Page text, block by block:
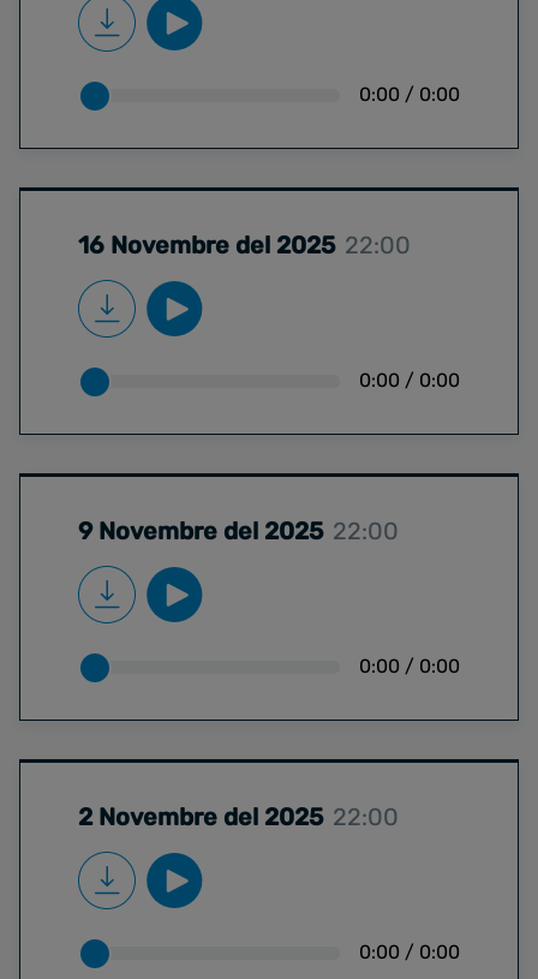
0:00 / 0:00
16 Novembre del 2025 22:00
0:00 / 0:00
9 Novembre del 2025 22:00
0:00 / 0:00
2 Novembre del 2025 22:00
0:00 / 0:00